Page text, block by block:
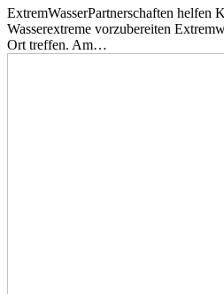
ExtremWasserPartnerschaften helfen
Wasserextreme vorzubereiten
Ort treffen. Am…